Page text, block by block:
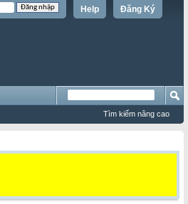
Đăng Ký
Help
Tìm kiếm nâng cao